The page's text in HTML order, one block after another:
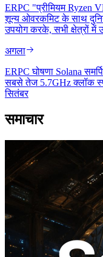
ERPC "प्रीमियम Ryzen
शून्य ओवरकमिट के साथ
उपयोग करके, सभी क्षेत्रों में
अगला
ERPC घोषणा Solana
सबसे तेज 5.7GHz क्लॉक
सितंबर
समाचार